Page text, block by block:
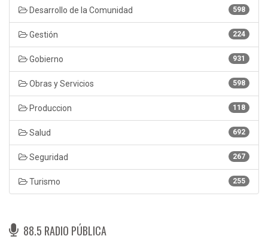
598
Desarrollo de la Comunidad
224
Gestión
931
Gobierno
598
Obras y Servicios
118
Produccion
692
Salud
267
Seguridad
255
Turismo
88.5 RADIO PÚBLICA